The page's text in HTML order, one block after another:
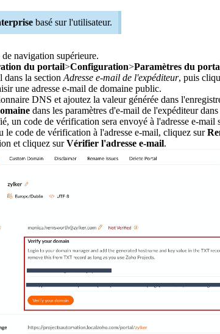
basé sur l'utilisateur.
de navigation supérieure.
du portail>Configuration>Paramètres du
dans la section Adresse e-mail de l'expéditeur, puis
une adresse e-mail de domaine public.
DNS et ajoutez la valeur générée dans
dans les paramètres d'e-mail de l'expéditeur dans
un code de vérification sera envoyé à l'adresse e-mail
le code de vérification à l'adresse e-mail, cliquez sur
et cliquez surVérifier l'adresse e-mail.